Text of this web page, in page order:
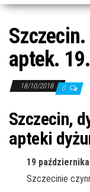
aptek.
18/10/2018 0
Szczecin,
apteki
19
Szczecinie